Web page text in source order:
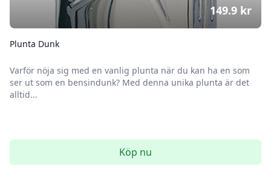
Plunta Dunk
Varför nöja sig med en vanlig plunta när du kan ha en som
ser ut som en bensindunk? Med denna unika plunta är det
alltid...
149.9 kr
Köp nu